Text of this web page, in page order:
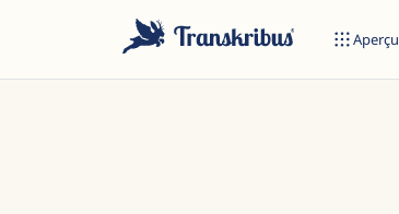
Aperçu